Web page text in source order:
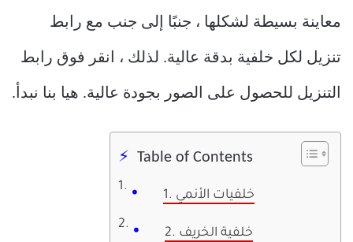
معاينة بسيطة لشكلها ، جنبًا إلى جنب مع رابط
تنزيل لكل خلفية بدقة عالية. لذلك ، انقر فوق رابط
التنزيل للحصول على الصور بجودة عالية. هيا بنا نبدأ.
Table of Contents
1. خلفيات الأنمي
2. خلفية الخريف